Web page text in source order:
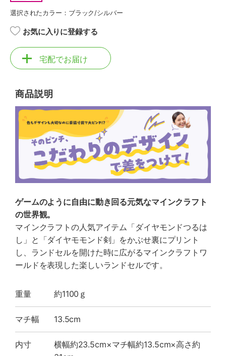
選択されたカラー：ブラック/シルバー
お気に入りに登録する
宅配でお届け
商品説明
ゲームのように自由に動き回る元気なマインクラフト
の世界観。
マインクラフトの人気アイテム「ダイヤモンドつるは
し」と「ダイヤモモンド剣」をかぶせ裏にプリント
し、ランドセルを開けた時に広がるマインクラフトワ
ールドを表現した楽しいランドセルです。
重量 約1100ｇ
マチ幅 13.5cm
内寸
横幅約23.5cm×マチ幅約13.5cm×高さ約